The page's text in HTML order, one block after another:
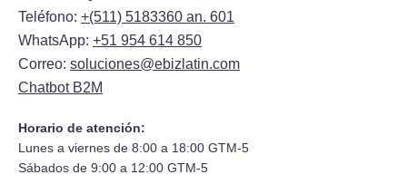
Teléfono: +(511) 5183360 an. 601
WhatsApp: +51 954 614 850
Correo: soluciones@ebizlatin.com
Chatbot B2M
Horario de atención:
Lunes a viernes de 8:00 a 18:00 GTM-5
Sábados de 9:00 a 12:00 GTM-5